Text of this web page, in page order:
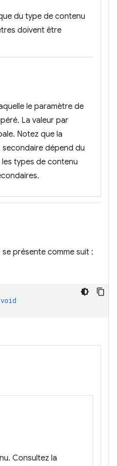
du type de contenu
doivent être
le paramètre de
La valeur par
Notez que la
secondaire dépend du
types de contenu
se présente comme suit :
void
Consultez la